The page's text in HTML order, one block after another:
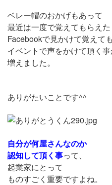
ベレー帽のおかげもあって
最近は一度で覚えてもらえた
Facebookで見かけて覚えて
イベントで声をかけて頂く
増えました。
ありがたいことです^^
自分が何屋さんなのか
認知して頂く事って、
起業家にとって
ものすごく重要ですよね。